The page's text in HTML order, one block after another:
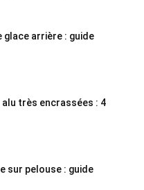
glace arrière : guide
très encrassées : 4
sur pelouse : guide